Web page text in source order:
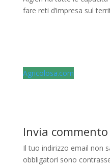
fare reti d’impresa sul
Agricolosa.com
Invia commento
Il tuo indirizzo email non
obbligatori sono